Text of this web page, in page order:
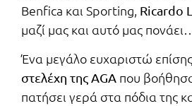
Benfica και Sporting, Ricardo
μαζί μας και αυτό μας
Ένα μεγάλο ευχαριστώ
στελέχη της AGA που
πατήσει γερά στα πόδια της